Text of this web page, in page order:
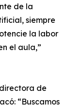
de la
siempre
la labor
el aula,”
de
“Buscamos